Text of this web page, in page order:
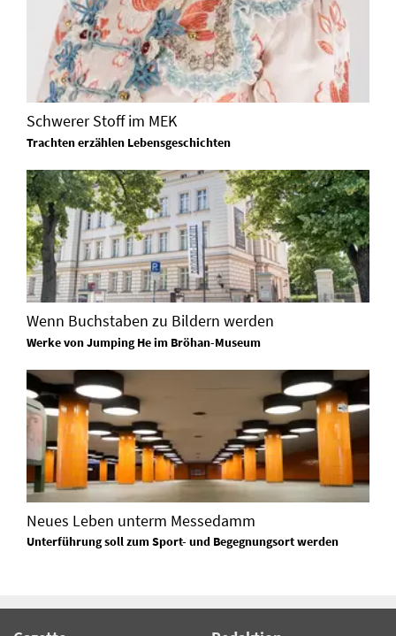
Schwerer Stoff im MEK
Trachten erzählen Lebensgeschichten
Wenn Buchstaben zu Bildern werden
Werke von Jumping He im Bröhan-Museum
Neues Leben unterm Messedamm
Unterführung soll zum Sport- und Begegnungsort werden